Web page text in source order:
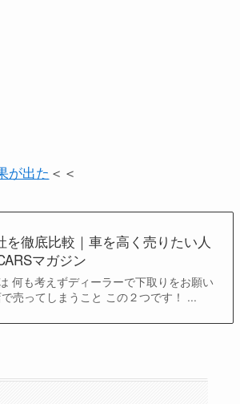
が出た ＜＜
を徹底比較｜車を高く売りたい人
マガジン
何も考えずディーラーで下取りをお願い
売ってしまうこと この２つです！ ...